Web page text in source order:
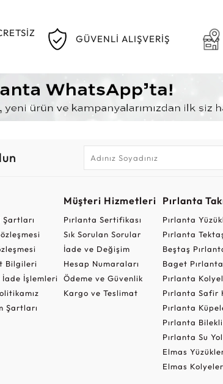
GÜVENLİ ALIŞVERİŞ
Bilgileri
İşlemleri
Şartları
Müşteri Hizmetleri
Pırlanta Sertifikası
Sık Sorulan Sorular
İade ve Değişim
Hesap Numaraları
Ödeme ve Güvenlik
Kargo ve Teslimat
Pırlanta
Pırlanta
Pırlanta
Beştaş
Baget
Pırlanta
Pırlanta Safir
Pırlanta
Pırlanta
Pırlanta Su
Elmas
Elmas Kolyeler